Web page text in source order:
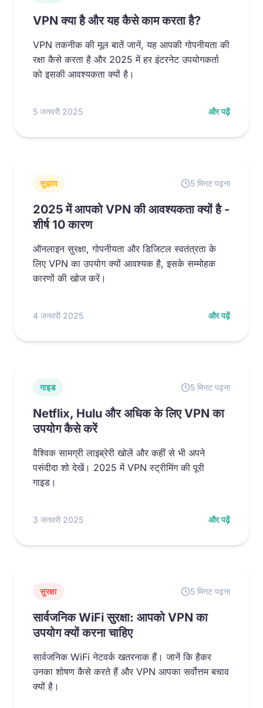
VPN क्या है और यह कैसे काम करता है?
VPN तकनीक की मूल बातें जानें, यह आपकी गोपनीयता की
रक्षा कैसे करता है और 2025 में हर इंटरनेट उपयोगकर्ता
को इसकी आवश्यकता क्यों है।
5 जनवरी 2025 और पढ़ें
सुझाव 5 मिनट पढ़ना
2025 में आपको VPN की आवश्यकता क्यों है -
शीर्ष 10 कारण
ऑनलाइन सुरक्षा, गोपनीयता और डिजिटल स्वतंत्रता के
लिए VPN का उपयोग क्यों आवश्यक है, इसके सम्मोहक
कारणों की खोज करें।
4 जनवरी 2025 और पढ़ें
गाइड 5 मिनट पढ़ना
Netflix, Hulu और अधिक के लिए VPN का
उपयोग कैसे करें
वैश्विक सामग्री लाइब्रेरी खोलें और कहीं से भी अपने
पसंदीदा शो देखें। 2025 में VPN स्ट्रीमिंग की पूरी
गाइड।
3 जनवरी 2025 और पढ़ें
सुरक्षा 5 मिनट पढ़ना
सार्वजनिक WiFi सुरक्षा: आपको VPN का
उपयोग क्यों करना चाहिए
सार्वजनिक WiFi नेटवर्क खतरनाक हैं। जानें कि हैकर
उनका शोषण कैसे करते हैं और VPN आपका सर्वोत्तम बचाव
क्यों है।